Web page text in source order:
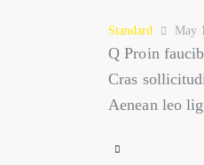
Standard May
Q Proin
Cras
Aenean leo